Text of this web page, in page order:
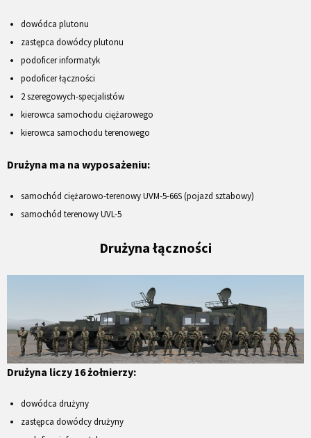
dowódca plutonu
zastępca dowódcy plutonu
podoficer informatyk
podoficer łączności
2 szeregowych-specjalistów
kierowca samochodu ciężarowego
kierowca samochodu terenowego
Drużyna ma na wyposażeniu:
samochód ciężarowo-terenowy UVM-5-66S (pojazd sztabowy)
samochód terenowy UVL-5
Drużyna łączności
Drużyna liczy 16 żołnierzy:
dowódca drużyny
zastępca dowódcy drużyny